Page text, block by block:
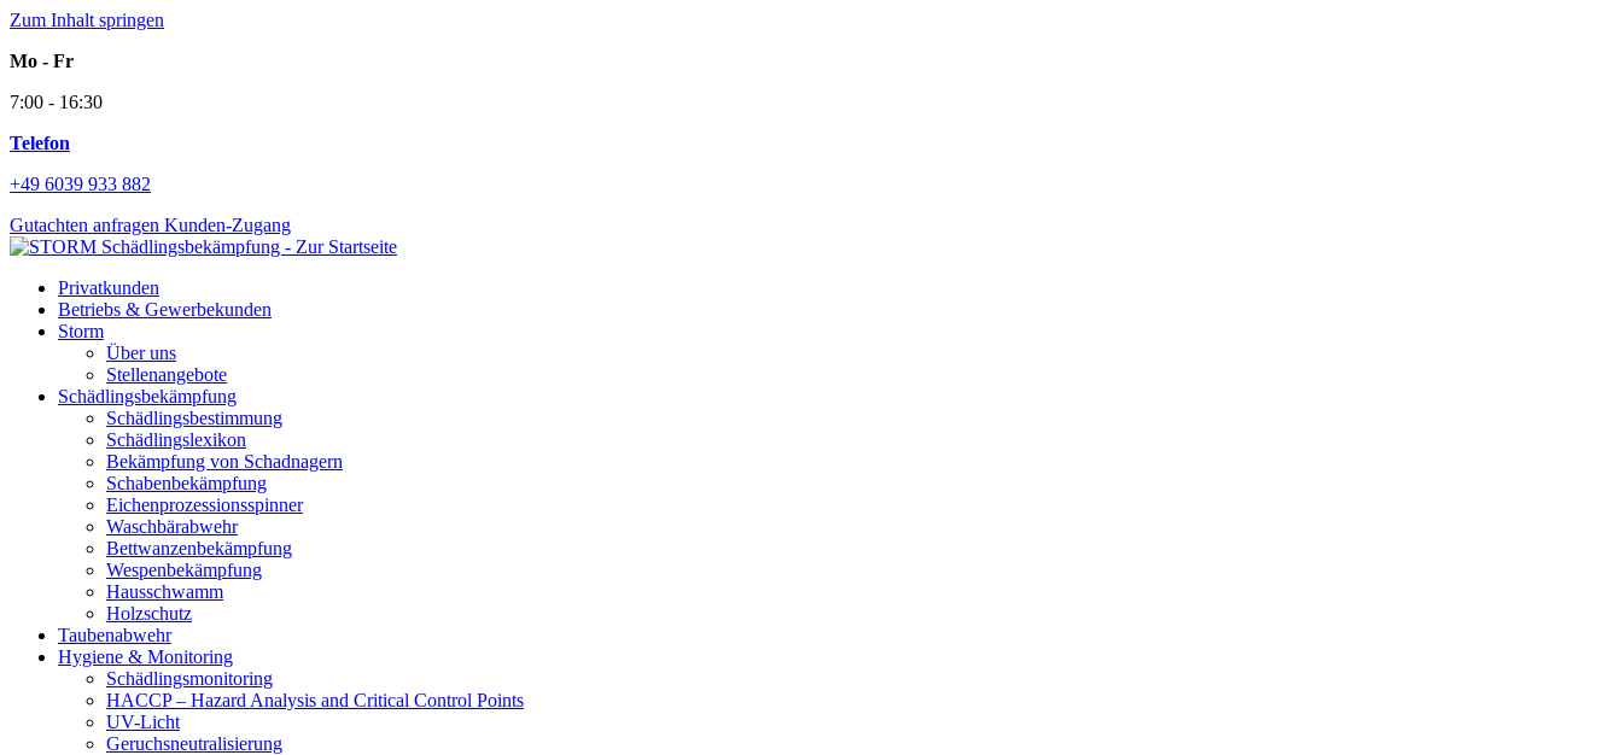
Zum Inhalt springen
Mo - Fr
7:00 - 16:30
Telefon
+49 6039 933 882
Gutachten anfragen Kunden-Zugang
Privatkunden
Betriebs & Gewerbekunden
Storm
Über uns
Stellenangebote
Schädlingsbekämpfung
Schädlingsbestimmung
Schädlingslexikon
Bekämpfung von Schadnagern
Schabenbekämpfung
Eichenprozessionsspinner
Waschbärabwehr
Bettwanzenbekämpfung
Wespenbekämpfung
Hausschwamm
Holzschutz
Taubenabwehr
Hygiene & Monitoring
Schädlingsmonitoring
HACCP – Hazard Analysis and Critical Control Points
UV-Licht
Geruchsneutralisierung